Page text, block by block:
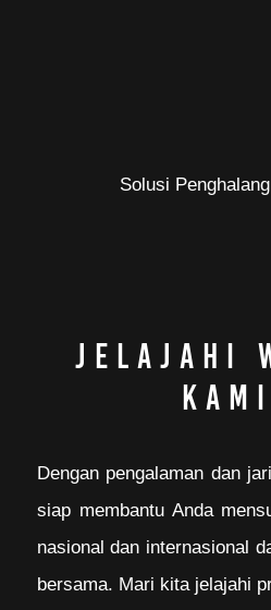
Solusi
Jelajahi
Dengan pengalaman dan
siap membantu Anda
nasional dan internasional
bersama. Mari kita jelajahi